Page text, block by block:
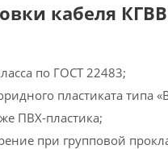
кабеля
по ГОСТ 22483;
пластиката типа
ПВХ-пластика;
при групповой